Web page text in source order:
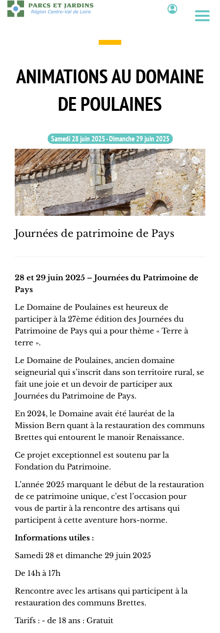
Aller
au
ANIMATIONS AU DOMAINE
DE POULAINES
Samedi 28 juin 2025-Dimanche 29 juin 2025
Journées de patrimoine de Pays
28 et 29 juin 2025 – Journées du Patrimoine de
Pays
Le Domaine de Poulaines est heureux de
participer à la 27ème édition des Journées du
Patrimoine de Pays qui a pour thème « Terre à
terre ».
Le Domaine de Poulaines, ancien domaine
seigneurial qui s’inscrit dans son territoire rural, se
fait une joie et un devoir de participer aux
Journées du Patrimoine de Pays.
En 2024, le Domaine avait été lauréat de la
Mission Bern quant à la restauration des communs
Brettes qui entourent le manoir Renaissance.
Ce projet exceptionnel est soutenu par la
Fondation du Patrimoine.
L’année 2025 marquant le début de la restauration
de ce patrimoine unique, c’est l’occasion pour
vous de partir à la rencontre des artisans qui
participent à cette aventure hors-norme.
Informations utiles :
Samedi 28 et dimanche 29 juin 2025
De 14h à 17h
Rencontre avec les artisans qui participent à la
restauration des communs Brettes.
Tarifs : - de 18 ans : Gratuit